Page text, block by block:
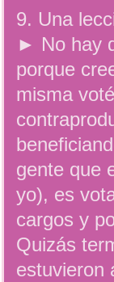
9. Una
► No hay
porque
misma
gente que
yo), es
cargos y
Quizás
estuvieron